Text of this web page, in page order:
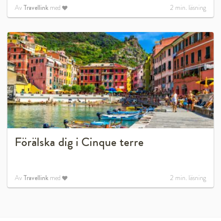
Av Travellink med 2 min. läsning
Förälska dig i Cinque terre
Av Travellink med 2 min. läsning